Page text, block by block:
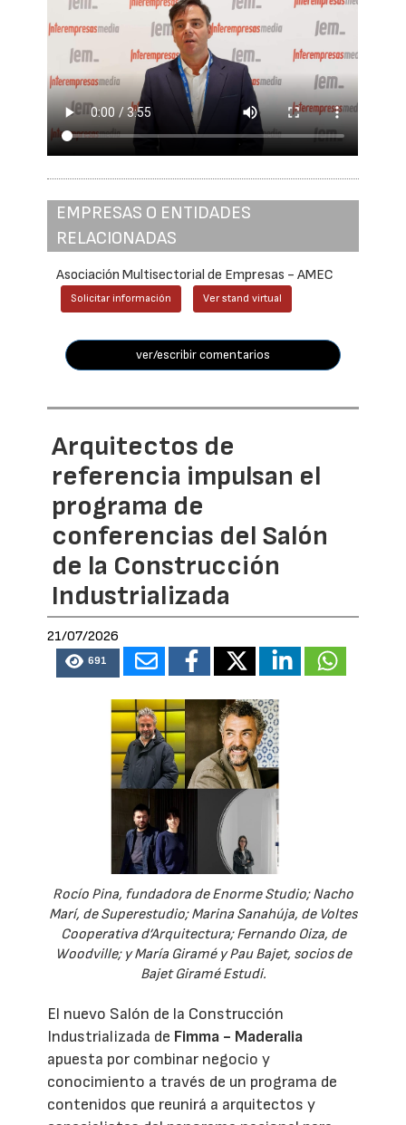
EMPRESAS O ENTIDADES
RELACIONADAS
Asociación Multisectorial de Empresas - AMEC
Solicitar información Ver stand virtual
ver/escribir comentarios
Arquitectos de
referencia impulsan el
programa de
conferencias del Salón
de la Construcción
Industrializada
21/07/2026
691
Rocío Pina, fundadora de Enorme Studio; Nacho
Marí, de Superestudio; Marina Sanahúja, de Voltes
Cooperativa d’Arquitectura; Fernando Oiza, de
Woodville; y María Giramé y Pau Bajet, socios de
Bajet Giramé Estudi.
El nuevo Salón de la Construcción
Industrializada de Fimma - Maderalia
apuesta por combinar negocio y
conocimiento a través de un programa de
contenidos que reunirá a arquitectos y